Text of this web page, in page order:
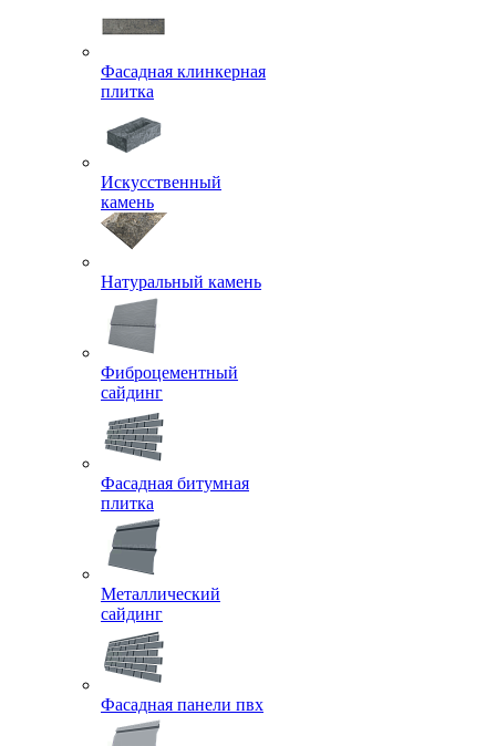
Фасадная клинкерная
плитка
Искусственный
камень
Натуральный камень
Фиброцементный
сайдинг
Фасадная битумная
плитка
Металлический
сайдинг
Фасадная панели пвх